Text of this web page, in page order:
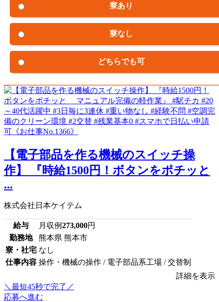
寮あり
寮なし
どちらでも可
【電子部品を作る機械のスイッチ操
作】 『時給1500円！ボタンをポチッと
...
株式会社日本ケイテム
給与 月収例273,000円
勤務地
熊本県 熊本市
寮・社宅 なし
仕事内容 操作・機械の操作 / 電子部品系工場 / 交替制
詳細を表示
＼最短45秒で完了／
応募へ進む